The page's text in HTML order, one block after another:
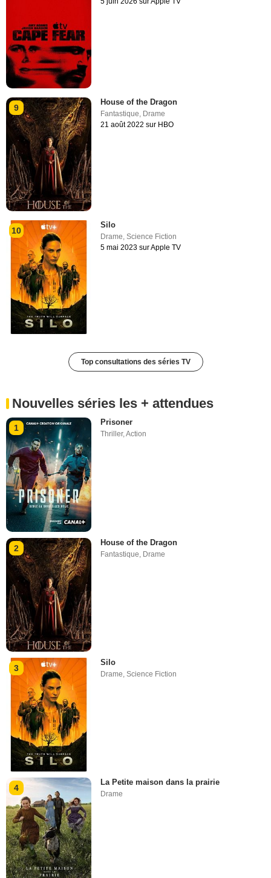
9
House of the Dragon
Fantastique Drame
21 août 2022 sur HBO
10
Silo
Drame,Science Fiction
5 mai 2023 sur Apple TV
Top consultations des séries TV
Nouvelles séries les + attendues
1
Prisoner
Thriller,Action
2
House of the Dragon
Fantastique Drame
3
Silo
Drame,Science Fiction
4
La Petite maison dans la prairie
Drame